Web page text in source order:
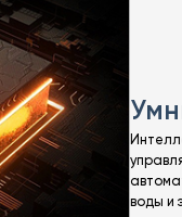
воды и